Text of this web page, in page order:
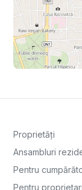
Proprietăți
Ansambluri
Pentru
Pentru proprietari